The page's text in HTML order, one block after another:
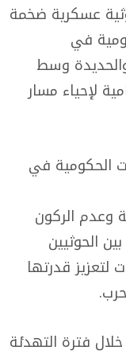
عسكرية ضخمة
في
وسط
لإحياء مسار
الحكومية في
وعدم الركون
الحوثيين
لتعزيز قدرتها
فترة التهدئة